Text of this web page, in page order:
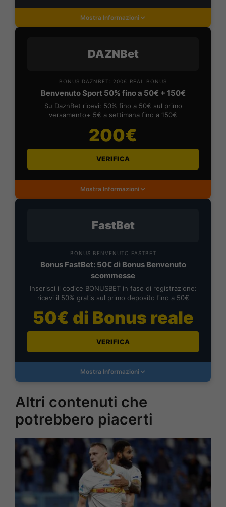
Mostra Informazioni
DAZNBet
BONUS DAZNBET: 200€ REAL BONUS
Benvenuto Sport 50% fino a 50€ + 150€
Su DaznBet ricevi: 50% fino a 50€ sul primo
versamento+ 5€ a settimana fino a 150€
200€
VERIFICA
Mostra Informazioni
FastBet
BONUS BENVENUTO FASTBET
Bonus FastBet: 50€ di Bonus Benvenuto
scommesse
Inserisci il codice BONUSBET in fase di registrazione:
ricevi il 50% gratis sul primo deposito fino a 50€
50€ di Bonus reale
VERIFICA
Mostra Informazioni
Altri contenuti che
potrebbero piacerti